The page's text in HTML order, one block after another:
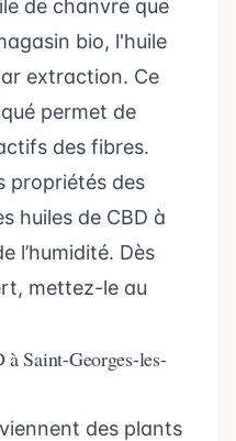
de chanvre que
bio, l'huile
extraction. Ce
permet de
des fibres.
propriétés des
huiles de CBD à
l’humidité. Dès
mettez-le au
Saint-Georges-les-
des plants